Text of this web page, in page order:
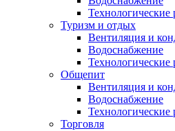
Технологические
Туризм и отдых
Вентиляция и
Водоснабжение
Технологические
Общепит
Вентиляция и
Водоснабжение
Технологические
Торговля